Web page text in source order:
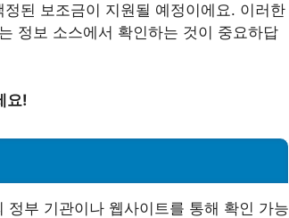
된 보조금이 지원될 예정이에요. 이러한
정보 소스에서 확인하는 것이 중요하답
요!
부 기관이나 웹사이트를 통해 확인 가능